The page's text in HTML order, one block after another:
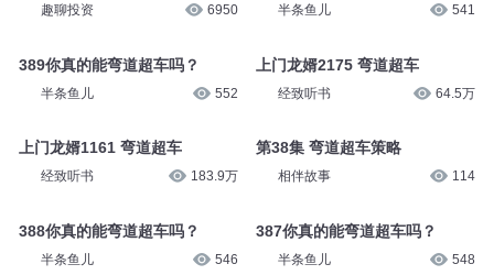
趣聊投资 6950
389你真的能弯道超车吗？
半条鱼儿 552
上门龙婿1161 弯道超车
经致听书 183.9万
388你真的能弯道超车吗？
半条鱼儿 546
半条鱼儿 541
上门龙婿2175 弯道超车
经致听书 64.5万
第38集 弯道超车策略
相伴故事 114
387你真的能弯道超车吗？
半条鱼儿 548